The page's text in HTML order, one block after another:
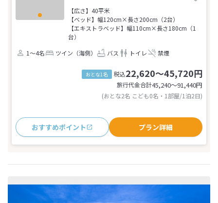
【広さ】40平米
【ベッド】幅120cm×長さ200cm（2台）
【エキストラベッド】幅110cm×長さ180cm（1
台）
1～4名
ツイン（海側） バス トイレ 禁煙
おとな1名 税込22,620～45,720円
旅行代金合計45,240〜91,440円
(おとな2名 こども0名・1部屋/1泊2日)
おすすめポイント プラン詳細